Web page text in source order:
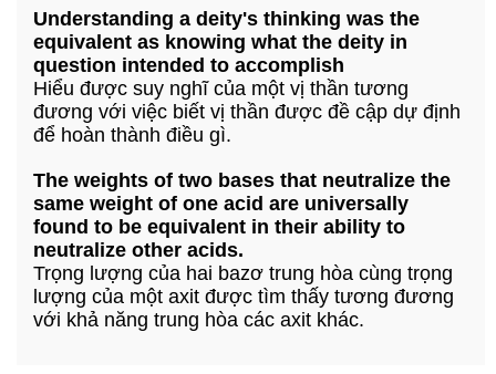
Understanding a deity's thinking was the
equivalent as knowing what the deity in
question intended to accomplish
Hiểu được suy nghĩ của một vị thần tương
đương với việc biết vị thần được đề cập dự định
để hoàn thành điều gì.
The weights of two bases that neutralize the
same weight of one acid are universally
found to be equivalent in their ability to
neutralize other acids.
Trọng lượng của hai bazơ trung hòa cùng trọng
lượng của một axit được tìm thấy tương đương
với khả năng trung hòa các axit khác.